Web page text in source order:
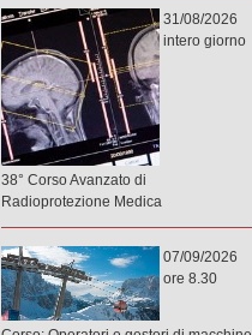
31/08/2026
intero giorno
38° Corso Avanzato di
Radioprotezione Medica
07/09/2026
ore 8.30